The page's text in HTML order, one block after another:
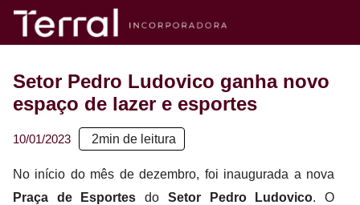
Setor Pedro Ludovico ganha novo
espaço de lazer e esportes
10/01/2023 2min de leitura
No início do mês de dezembro, foi inaugurada a nova
Praça de Esportesdo Setor Pedro Ludovico. O